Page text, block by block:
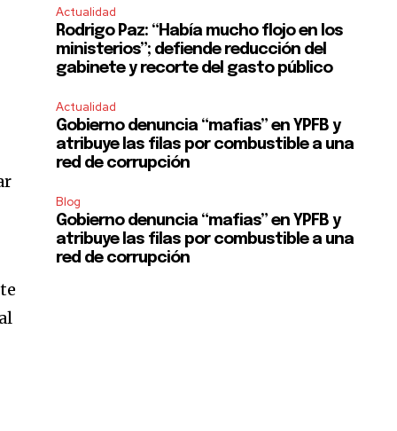
Actualidad
Rodrigo Paz: “Había mucho flojo en los
ministerios”; defiende reducción del
gabinete y recorte del gasto público
Actualidad
Gobierno denuncia “mafias” en YPFB y
atribuye las filas por combustible a una
red de corrupción
Blog
Gobierno denuncia “mafias” en YPFB y
atribuye las filas por combustible a una
red de corrupción